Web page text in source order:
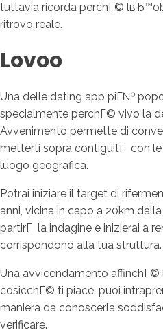
tuttavia ricorda perchГ©
ritrovo reale.
Lovoo
Una delle dating app piГ№
specialmente perchГ© vivo la
Avvenimento permette di
metterti sopra contiguitГ con le
luogo geografica.
Potrai iniziare il target di
anni, vicina in capo a 20km
partirГ la indagine e inizierai a
corrispondono alla tua struttura.
Una avvicendamento
cosicchГ© ti piace, puoi
maniera da conoscerla
verificare.